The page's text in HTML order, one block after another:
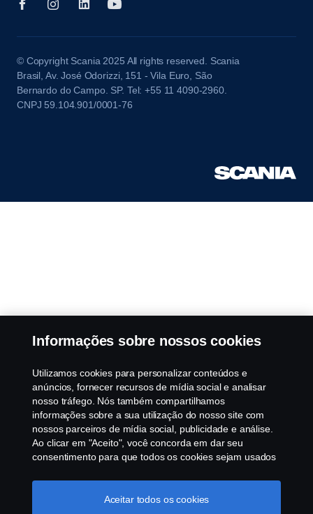
© Copyright Scania 2025 All rights reserved. Scania
Brasil, Av. José Odorizzi, 151 - Vila Euro, São
Bernardo do Campo. SP. Tel: +55 11 4090-2960.
CNPJ 59.104.901/0001-76
Informações sobre nossos cookies
Utilizamos cookies para personalizar conteúdos e
anúncios, fornecer recursos de mídia social e analisar
nosso tráfego. Nós também compartilhamos
informações sobre a sua utilização do nosso site com
nossos parceiros de mídia social, publicidade e análise.
Ao clicar em "Aceito", você concorda em dar seu
consentimento para que todos os cookies sejam usados
gerenciar a utilização dos cookies clicando em
"Configurações de cookies" e selecionando as
Aceitar todos os cookies